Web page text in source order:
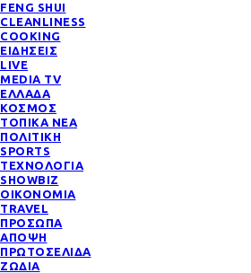
FENG SHUI
CLEANLINESS
COOKING
ΕΙΔΗΣΕΙΣ
LIVE
MEDIA TV
ΕΛΛΑΔΑ
ΚΟΣΜΟΣ
ΤΟΠΙΚΑ ΝΕΑ
ΠΟΛΙΤΙΚΗ
SPORTS
ΤΕΧΝΟΛΟΓΙΑ
SHOWBIZ
ΟΙΚΟΝΟΜΙΑ
TRAVEL
ΠΡΟΣΩΠΑ
ΑΠΟΨΗ
ΠΡΩΤΟΣΕΛΙΔΑ
ΖΩΔΙΑ